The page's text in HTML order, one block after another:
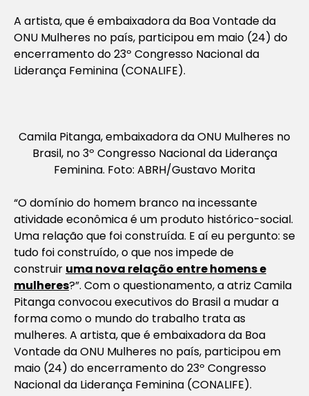
A artista, que é embaixadora da Boa Vontade da
ONU Mulheres no país, participou em maio (24) do
encerramento do 23º Congresso Nacional da
Liderança Feminina (CONALIFE).
Camila Pitanga, embaixadora da ONU Mulheres no
Brasil, no 3º Congresso Nacional da Liderança
Feminina. Foto: ABRH/Gustavo Morita
“O domínio do homem branco na incessante
atividade econômica é um produto histórico-social.
Uma relação que foi construída. E aí eu pergunto: se
tudo foi construído, o que nos impede de
construir uma nova relação entre homens e
mulheres?”. Com o questionamento, a atriz Camila
Pitanga convocou executivos do Brasil a mudar a
forma como o mundo do trabalho trata as
mulheres. A artista, que é embaixadora da Boa
Vontade da ONU Mulheres no país, participou em
maio (24) do encerramento do 23º Congresso
Nacional da Liderança Feminina (CONALIFE).